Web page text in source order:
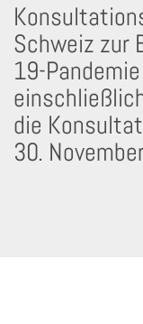
Schweiz zur
19-
die
30.